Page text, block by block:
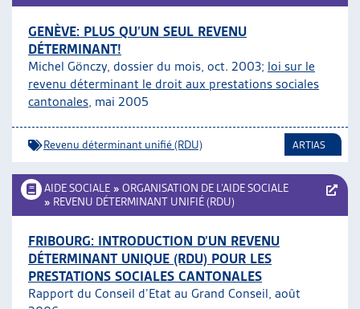
GENÈVE: PLUS QU’UN SEUL REVENU
DÉTERMINANT!
Michel Gönczy, dossier du mois, oct. 2003; loi sur le
revenu déterminant le droit aux prestations sociales
cantonales, mai 2005
Revenu déterminant unifié (RDU) ARTIAS
AIDE SOCIALE » ORGANISATION DE L’AIDE SOCIALE
» REVENU DÉTERMINANT UNIFIÉ (RDU)
FRIBOURG: INTRODUCTION D’UN REVENU
DÉTERMINANT UNIQUE (RDU) POUR LES
PRESTATIONS SOCIALES CANTONALES
Rapport du Conseil d’Etat au Grand Conseil, août